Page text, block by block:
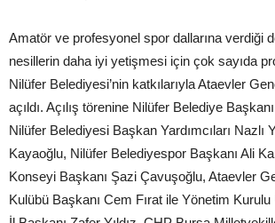
Amatör ve profesyonel spor dallarına verdiği
nesillerin daha iyi yetişmesi için çok sayıda
Nilüfer Belediyesi’nin katkılarıyla Ataevler
açıldı. Açılış törenine Nilüfer Belediye
Nilüfer Belediyesi Başkan Yardımcıları Nazlı
Kayaoğlu, Nilüfer Belediyespor Başkanı Ali
Konseyi Başkanı Şazi Çavuşoğlu, Ataevler
Kulübü Başkanı Cem Fırat ile Yönetim